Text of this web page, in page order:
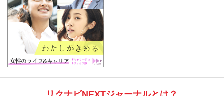
リクナビNEXTジャーナルとは？